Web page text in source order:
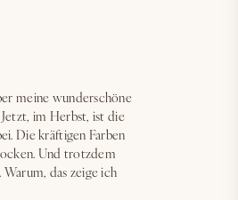
meine wunderschöne
im Herbst, ist die
Die kräftigen Farben
Und trotzdem
das zeige ich